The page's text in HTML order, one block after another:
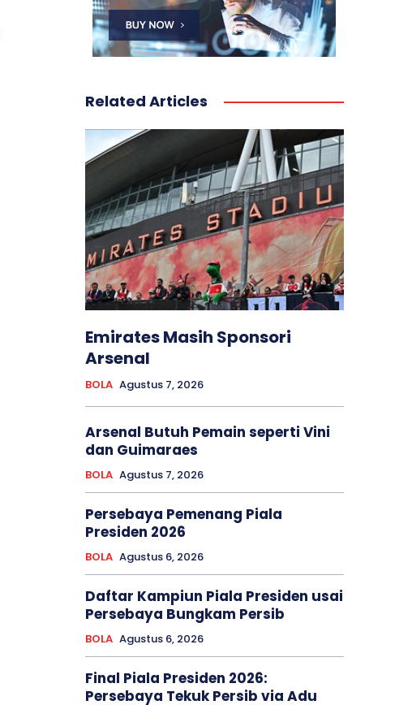
Related Articles
Emirates Masih Sponsori
Arsenal
BOLA Agustus 7, 2026
Arsenal Butuh Pemain seperti Vini
dan Guimaraes
BOLA Agustus 7, 2026
Persebaya Pemenang Piala
Presiden 2026
BOLA Agustus 6, 2026
Daftar Kampiun Piala Presiden usai
Persebaya Bungkam Persib
BOLA Agustus 6, 2026
Final Piala Presiden 2026:
Persebaya Tekuk Persib via Adu